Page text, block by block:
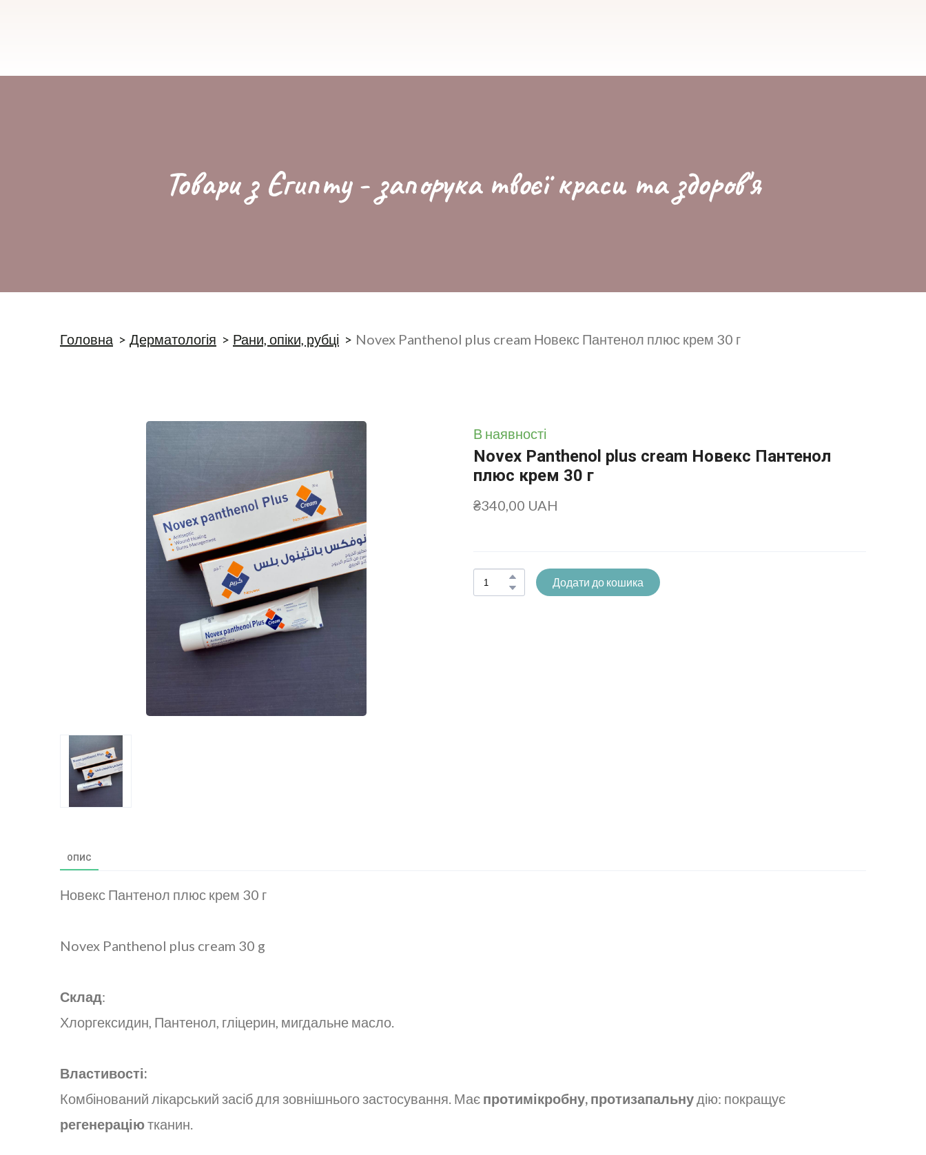
Товари з Єгипту - запорука твоєї краси та здоров'я
Головна Дерматологія Рани, опіки, рубці Novex Panthenol plus cream Новекс Пантенол плюс крем 30 г
В наявності
Novex Panthenol plus cream Новекс Пантенол
плюс крем 30 г
₴340,00 UAH
Додати до кошика
ОПИС
Новекс Пантенол плюс крем 30 г
Novex Panthenol plus cream 30 g
Склад:
Хлоргексидин, Пантенол, гліцерин, мигдальне масло.
Властивості:
Комбінований лікарський засіб для зовнішнього застосування. Має протимікробну, протизапальнудію: покращує
регенераціютканин.